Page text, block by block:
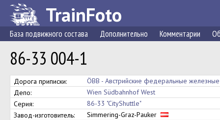
TrainFoto
База подвижного состава Дополнительно Комментарии
86-33 004-1
Дорога приписки:
ÖBB - Австрийские федеральные
Депо:
Wien Südbahnhof West
Серия:
86-33 "CityShuttle"
Завод-изготовитель:
Simmering-Graz-Pauker